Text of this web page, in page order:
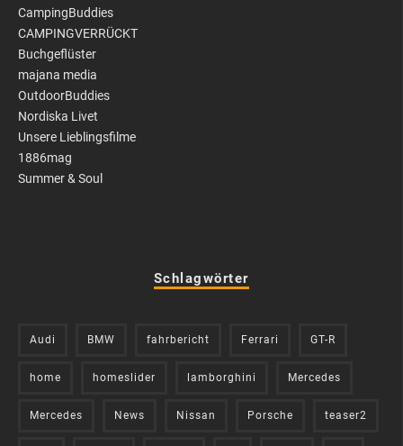
CampingBuddies
CAMPINGVERRÜCKT
Buchgeflüster
majana media
OutdoorBuddies
Nordiska Livet
Unsere Lieblingsfilme
1886mag
Summer & Soul
Schlagwörter
Audi BMW fahrbericht Ferrari GT-R
home homeslider lamborghini Mercedes
Mercedes News Nissan Porsche teaser2